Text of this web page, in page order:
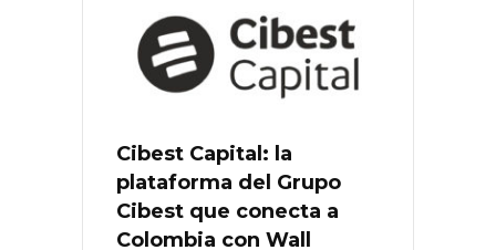
Cibest Capital: la
plataforma del Grupo
Cibest que conecta a
Colombia con Wall